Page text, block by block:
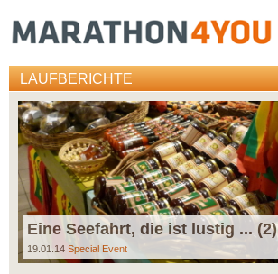
LAUFBERICHTE
Eine Seefahrt, die ist lustig ... (2)
19.01.14 Special Event